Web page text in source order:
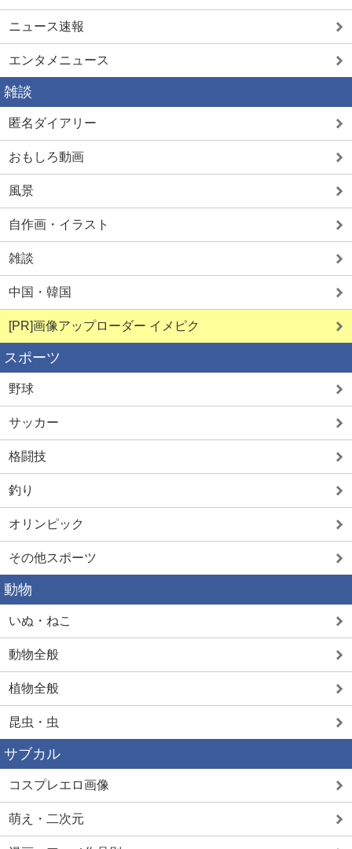
詳しく見る
生オナ配信
詳しく見る
ニュース速報
エンタメニュース
雑談
匿名ダイアリー
おもしろ動画
風景
自作画・イラスト
雑談
中国・韓国
[PR]画像アップローダー イメピク
スポーツ
野球
サッカー
格闘技
釣り
オリンピック
その他スポーツ
動物
いぬ・ねこ
動物全般
植物全般
昆虫・虫
サブカル
コスプレエロ画像
萌え・二次元